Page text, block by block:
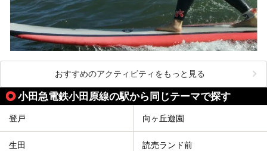
おすすめのアクティビティをもっと見る
小田急電鉄小田原線の駅から同じテーマで探す
登戸 向ヶ丘遊園
生田 読売ランド前